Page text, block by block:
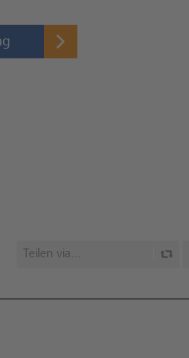
Teilen via...